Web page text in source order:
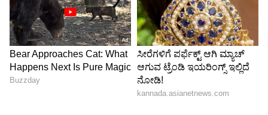
RailOne ಅಪ್ಲಿಕೇಶನ್ IRCTC ಗಿಂತ ಹೆಚ್ಚು ವೇಗವಾಗಿ
ಕಾರ್ಯನಿರ್ವಹಿಸುತ್ತದೆ, ವಿಶೇಷವಾಗಿ ಸಾಮಾನ್ಯ ಬುಕಿಂಗ್
ಮತ್ತು ಸಾಮಾನ್ಯ ಟಿಕೆಟಿಂಗ್‌ನಂತಹ ವೈಶಿಷ್ಟ್ಯಗಳನ್ನು
ಬಳಸುವಾಗ. ಆದಾಗ್ಯೂ, ಗರಿಷ್ಠ ರಶ್ ಮತ್ತು ತತ್ಕಾಲ್
ಸಮಯದಲ್ಲಿ, IRCTC ಅನ್ನು ಇನ್ನೂ ಹೆಚ್ಚು